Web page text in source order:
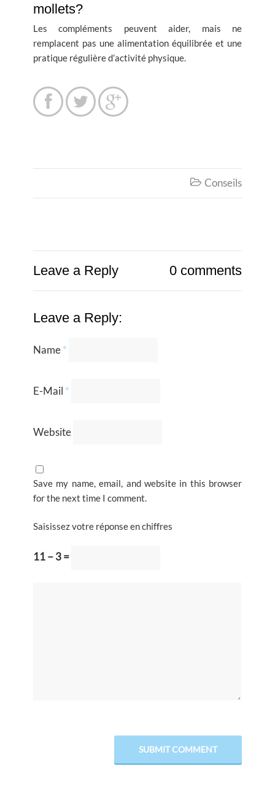
mollets?
Les compléments peuvent aider, mais ne
remplacent pas une alimentation équilibrée et une
pratique régulière d’activité physique.
  
 Conseils
Leave a Reply 0 comments
Leave a Reply:
Name*
E-Mail *
Website
Save my name, email, and website in this browser
for the next time I comment.
Saisissez votre réponse en chiffres
11 − 3 =